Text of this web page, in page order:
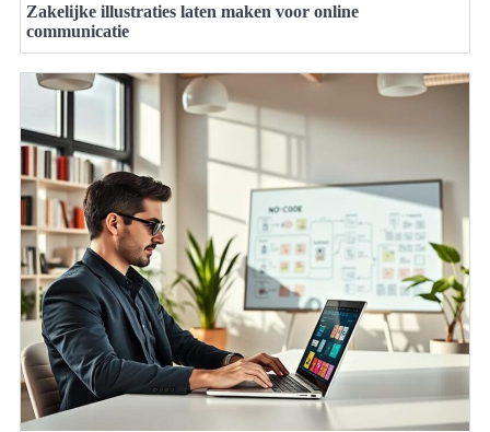
Zakelijke illustraties laten maken voor online
communicatie